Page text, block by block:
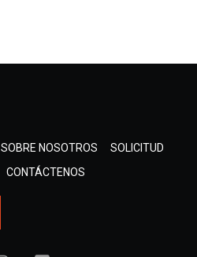
SOBRE NOSOTROS
SOLICITUD
CONTÁCTENOS